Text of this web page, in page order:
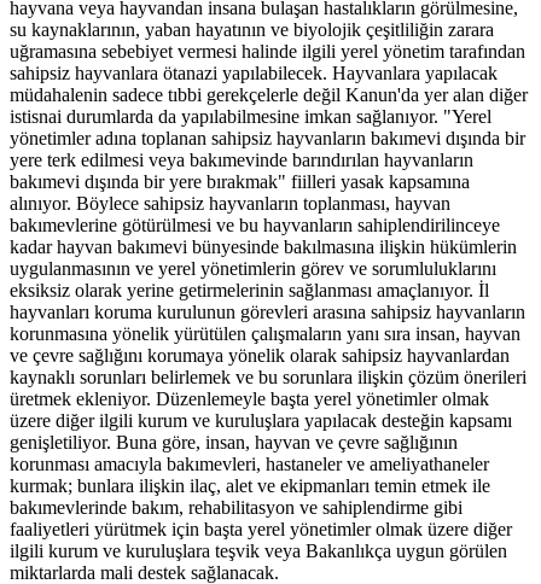
hayvana veya hayvandan insana bulaşan hastalıkların görülmesine,
su kaynaklarının, yaban hayatının ve biyolojik çeşitliliğin zarara
uğramasına sebebiyet vermesi halinde ilgili yerel yönetim tarafından
sahipsiz hayvanlara ötanazi yapılabilecek. Hayvanlara yapılacak
müdahalenin sadece tıbbi gerekçelerle değil Kanun'da yer alan diğer
istisnai durumlarda da yapılabilmesine imkan sağlanıyor. "Yerel
yönetimler adına toplanan sahipsiz hayvanların bakımevi dışında bir
yere terk edilmesi veya bakımevinde barındırılan hayvanların
bakımevi dışında bir yere bırakmak" fiilleri yasak kapsamına
alınıyor. Böylece sahipsiz hayvanların toplanması, hayvan
bakımevlerine götürülmesi ve bu hayvanların sahiplendirilinceye
kadar hayvan bakımevi bünyesinde bakılmasına ilişkin hükümlerin
uygulanmasının ve yerel yönetimlerin görev ve sorumluluklarını
eksiksiz olarak yerine getirmelerinin sağlanması amaçlanıyor. İl
hayvanları koruma kurulunun görevleri arasına sahipsiz hayvanların
korunmasına yönelik yürütülen çalışmaların yanı sıra insan, hayvan
ve çevre sağlığını korumaya yönelik olarak sahipsiz hayvanlardan
kaynaklı sorunları belirlemek ve bu sorunlara ilişkin çözüm önerileri
üretmek ekleniyor. Düzenlemeyle başta yerel yönetimler olmak
üzere diğer ilgili kurum ve kuruluşlara yapılacak desteğin kapsamı
genişletiliyor. Buna göre, insan, hayvan ve çevre sağlığının
korunması amacıyla bakımevleri, hastaneler ve ameliyathaneler
kurmak; bunlara ilişkin ilaç, alet ve ekipmanları temin etmek ile
bakımevlerinde bakım, rehabilitasyon ve sahiplendirme gibi
faaliyetleri yürütmek için başta yerel yönetimler olmak üzere diğer
ilgili kurum ve kuruluşlara teşvik veya Bakanlıkça uygun görülen
miktarlarda mali destek sağlanacak.